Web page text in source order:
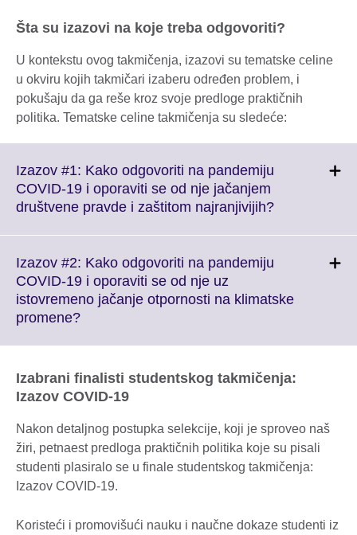
Šta su izazovi na koje treba odgovoriti?
U kontekstu ovog takmičenja, izazovi su tematske celine
u okviru kojih takmičari izaberu određen problem, i
pokušaju da ga reše kroz svoje predloge praktičnih
politika. Tematske celine takmičenja su sledeće:
Izazov #1: Kako odgovoriti na pandemiju
COVID-19 i oporaviti se od nje jačanjem
društvene pravde i zaštitom najranjivijih?Click
available.
Izazov #2: Kako odgovoriti na pandemiju
COVID-19 i oporaviti se od nje uz
istovremeno jačanje otpornosti na klimatske
promene?Click
More
information
Izabrani finalisti studentskog takmičenja:
Izazov COVID-19
Nakon detaljnog postupka selekcije, koji je sproveo naš
žiri, petnaest predloga praktičnih politika koje su pisali
studenti plasiralo se u finale studentskog takmičenja:
Izazov COVID-19.
Koristeći i promovišući nauku i naučne dokaze studenti iz